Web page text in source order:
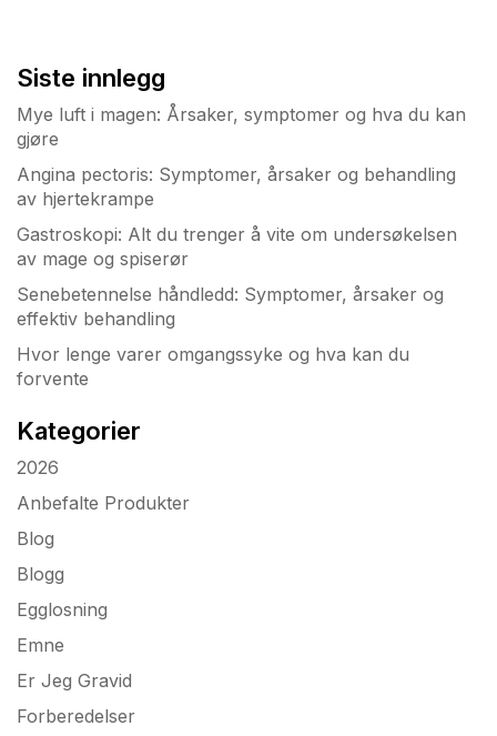
Siste innlegg
Mye luft i magen: Årsaker, symptomer og hva du kan
gjøre
Angina pectoris: Symptomer, årsaker og behandling
av hjertekrampe
Gastroskopi: Alt du trenger å vite om undersøkelsen
av mage og spiserør
Senebetennelse håndledd: Symptomer, årsaker og
effektiv behandling
Hvor lenge varer omgangssyke og hva kan du
forvente
Kategorier
2026
Anbefalte Produkter
Blog
Blogg
Egglosning
Emne
Er Jeg Gravid
Forberedelser